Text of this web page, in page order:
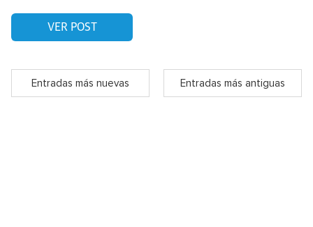
VER POST
Entradas más nuevas Entradas más antiguas